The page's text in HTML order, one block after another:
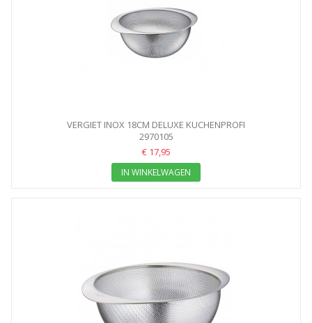
VERGIET INOX 18CM DELUXE KUCHENPROFI
2970105
€ 17,95
IN WINKELWAGEN